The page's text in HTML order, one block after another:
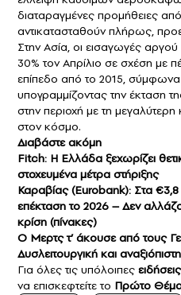
διαταραγμένες προμήθειες
αντικατασταθούν πλήρως,
Στην Ασία, οι εισαγωγές
30% τον Απρίλιο σε σχέση με
επίπεδο από το 2015, σύμφωνα
υπογραμμίζοντας την έκταση
στην περιοχή με τη
στον κόσμο.
Διαβάστε ακόμη
Fitch: Η Ελλάδα ξεχωρίζει
στοχευμένα μέτρα στήριξης
Καραβίας (Eurobank): Στα €3,8
επέκταση το 2026 – Δεν
κρίση (πίνακες)
Ο Μερτς τ’ άκουσε από τους
Δυσλειτουργική και
Για όλες τις υπόλοιπες ειδήσεις
να επισκεφτείτε το Πρώτο